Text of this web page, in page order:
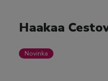
Haakaa
Novinka